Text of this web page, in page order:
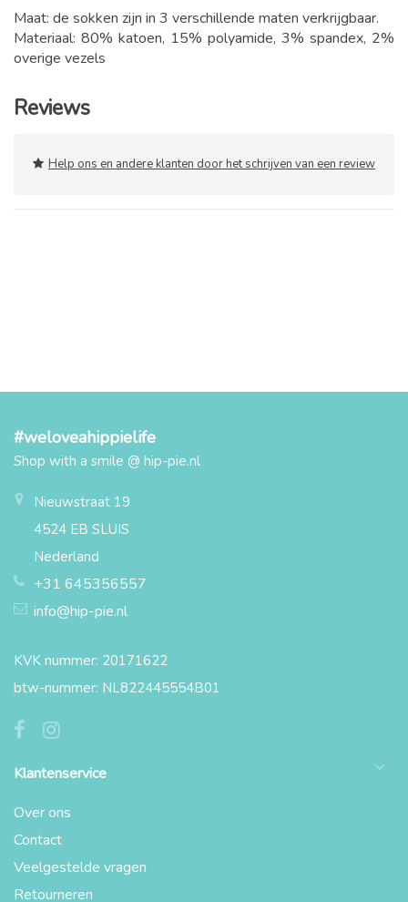
Maat: de sokken zijn in 3 verschillende maten verkrijgbaar.
Materiaal: 80% katoen, 15% polyamide, 3% spandex, 2%
overige vezels
Reviews
Help ons en andere klanten door het schrijven van een review
#weloveahippielife
Shop with a smile @ hip-pie.nl
Nieuwstraat 19
4524 EB SLUIS
Nederland
+31 645356557
info@hip-pie.nl
KVK nummer: 20171622
btw-nummer: NL822445554B01
Klantenservice
Over ons
Contact
Veelgestelde vragen
Retourneren